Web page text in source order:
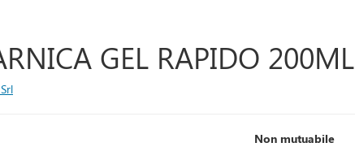
GEL RAPIDO 200ML
Non mutuabile